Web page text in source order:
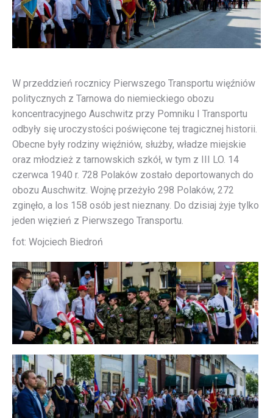
W przeddzień rocznicy Pierwszego Transportu więźniów
politycznych z Tarnowa do niemieckiego obozu
koncentracyjnego Auschwitz przy Pomniku I Transportu
odbyły się uroczystości poświęcone tej tragicznej historii.
Obecne były rodziny więźniów, służby, władze miejskie
oraz młodzież z tarnowskich szkół, w tym z III LO. 14
czerwca 1940 r. 728 Polaków zostało deportowanych do
obozu Auschwitz. Wojnę przeżyło 298 Polaków, 272
zginęło, a los 158 osób jest nieznany. Do dzisiaj żyje tylko
jeden więzień z Pierwszego Transportu.
fot: Wojciech Biedroń